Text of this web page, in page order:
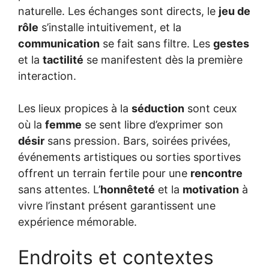
naturelle. Les échanges sont directs, le jeu de
rôle s’installe intuitivement, et la
communication se fait sans filtre. Les gestes
et la tactilité se manifestent dès la première
interaction.
Les lieux propices à la séduction sont ceux
où la femme se sent libre d’exprimer son
désir sans pression. Bars, soirées privées,
événements artistiques ou sorties sportives
offrent un terrain fertile pour une rencontre
sans attentes. L’honnêteté et la motivation à
vivre l’instant présent garantissent une
expérience mémorable.
Endroits et contextes